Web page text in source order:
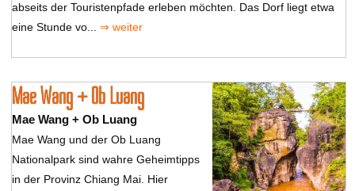
abseits der Touristenpfade erleben möchten. Das Dorf liegt etwa
eine Stunde vo... ⇒ weiter
Mae Wang + Ob Luang
Mae Wang + Ob Luang
Mae Wang und der Ob Luang
Nationalpark sind wahre Geheimtipps
in der Provinz Chiang Mai. Hier